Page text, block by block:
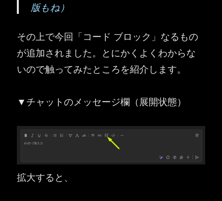
版もね）
その上で今回「コード ブロック」なるもの
が追加されました。とにかくよくわからな
いので触ってみたところを紹介します。
▼チャットのメッセージ欄（展開状態）
拡大すると、